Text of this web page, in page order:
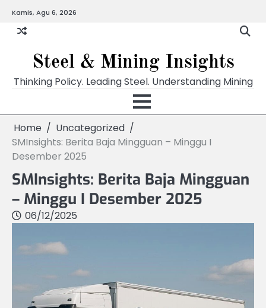
content
Kamis, Agu 6, 2026
Steel & Mining Insights
Thinking Policy. Leading Steel. Understanding Mining
Home
Uncategorized
SMInsights: Berita Baja Mingguan – Minggu I
Desember 2025
SMInsights: Berita Baja Mingguan
– Minggu I Desember 2025
06/12/2025